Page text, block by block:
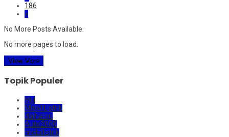
186
»
No More Posts Available.
No more pages to load.
View More
Topik Populer
Viu
Mobil Listrik
daihatsu
Auto2000
mobillistrik